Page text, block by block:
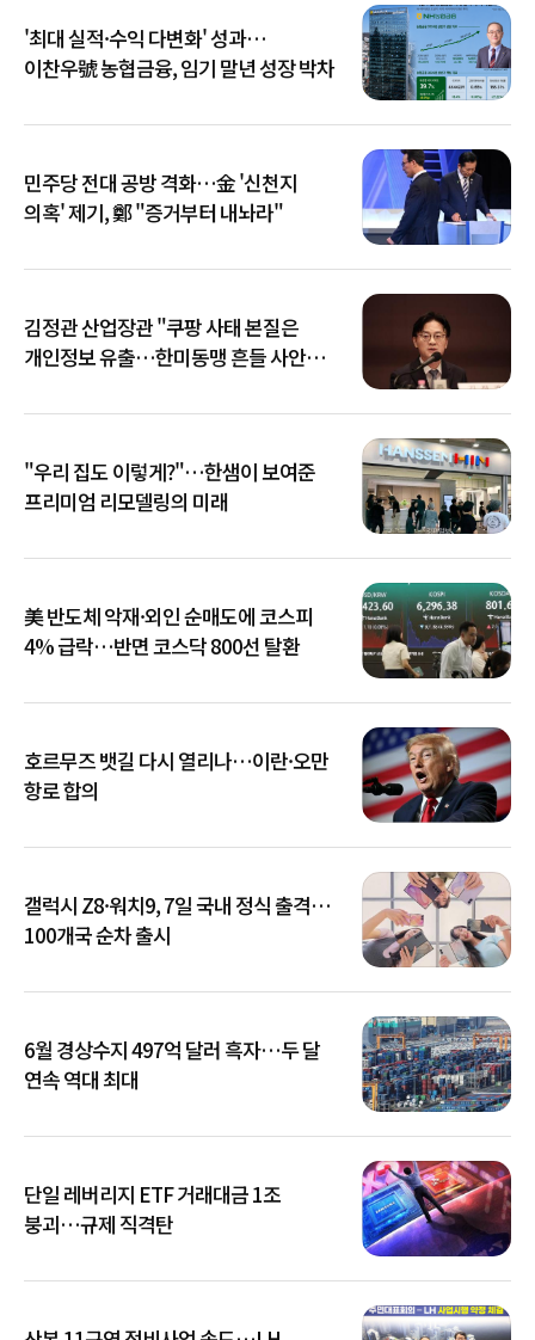
'최대 실적·수익 다변화' 성과…
이찬우號 농협금융, 임기 말년 성장 박차
민주당 전대 공방 격화…金 '신천지
의혹' 제기, 鄭 "증거부터 내놔라"
김정관 산업장관 "쿠팡 사태 본질은
개인정보 유출…한미동맹 흔들 사안
"우리 집도 이렇게?"…한샘이 보여준
프리미엄 리모델링의 미래
美 반도체 악재·외인 순매도에 코스피
4% 급락…반면 코스닥 800선 탈환
호르무즈 뱃길 다시 열리나…이란·오만
항로 합의
갤럭시 Z8·워치9, 7일 국내 정식 출격…
100개국 순차 출시
6월 경상수지 497억 달러 흑자…두 달
연속 역대 최대
단일 레버리지 ETF 거래대금 1조
붕괴…규제 직격탄